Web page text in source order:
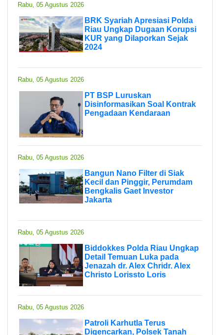
Rabu, 05 Agustus 2026
BRK Syariah Apresiasi Polda
Riau Ungkap Dugaan Korupsi
KUR yang Dilaporkan Sejak
2024
Rabu, 05 Agustus 2026
PT BSP Luruskan
Disinformasikan Soal Kontrak
Pengadaan Kendaraan
Rabu, 05 Agustus 2026
Bangun Nano Filter di Siak
Kecil dan Pinggir, Perumdam
Bengkalis Gaet Investor
Jakarta
Rabu, 05 Agustus 2026
Biddokkes Polda Riau Ungkap
Detail Temuan Luka pada
Jenazah dr. Alex Chridr. Alex
Christo Lorissto Loris
Rabu, 05 Agustus 2026
Patroli Karhutla Terus
Digencarkan, Polsek Tanah